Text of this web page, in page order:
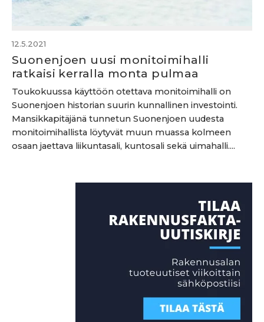
12.5.2021
Suonenjoen uusi monitoimihalli
ratkaisi kerralla monta pulmaa
Toukokuussa käyttöön otettava monitoimihalli on
Suonenjoen historian suurin kunnallinen investointi.
Mansikkapitäjänä tunnetun Suonenjoen uudesta
monitoimihallista löytyvät muun muassa kolmeen
osaan jaettava liikuntasali, kuntosali sekä uimahalli....